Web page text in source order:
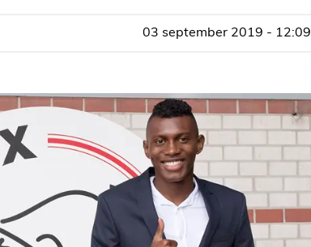
03 september 2019 - 12:09